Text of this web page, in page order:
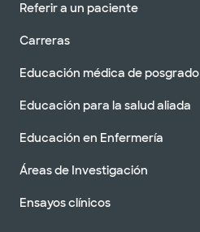
Referir a un paciente
Carreras
Educación médica de posgrado
Educación para la salud aliada
Educación en Enfermería
Áreas de Investigación
Ensayos clínicos